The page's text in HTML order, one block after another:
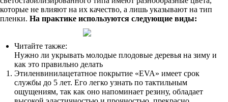
которые не влияют на их качество, а лишь указывают на тип
пленки. На практике используются следующие виды:
Читайте также:
Нужно ли укрывать молодые плодовые деревья на зиму и
как это правильно делать
Этиленвинилацетатное покрытие «EVA» имеет срок
службы до 5 лет. Его легко узнать по тактильным
ощущениям, так как оно напоминает резину, обладает